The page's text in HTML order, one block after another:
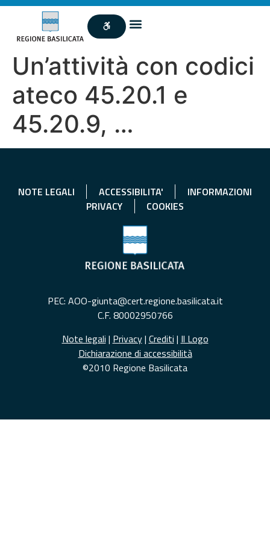
Un’attività con codici
ateco 45.20.1 e
45.20.9, …
NOTE LEGALI ACCESSIBILITA'
INFORMAZIONI
PRIVACY
COOKIES
PEC: AOO-giunta@cert.regione.basilicata.it
C.F. 80002950766
Note legali | Privacy| Crediti | Il Logo
Dichiarazione di accessibilità
©2010 Regione Basilicata